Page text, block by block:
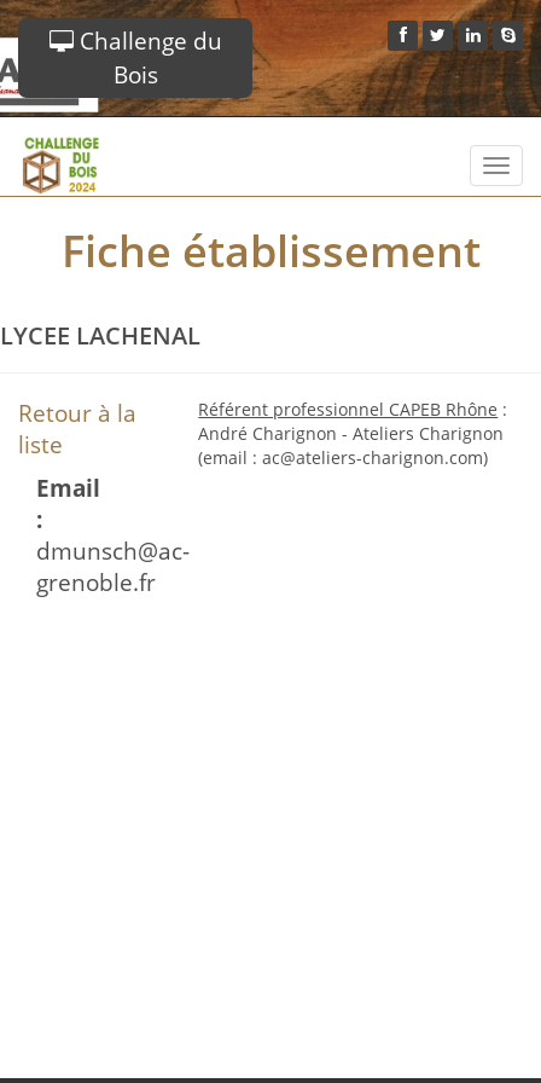
Challenge du
Bois
Fiche établissement
LYCEE LACHENAL
Retour à la
liste
Email
:
dmunsch@ac-
grenoble.fr
Référent professionnel CAPEB Rhône :
André Charignon - Ateliers Charignon
(email : ac@ateliers-charignon.com)